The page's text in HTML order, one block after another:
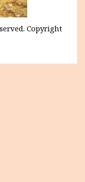
Copyright